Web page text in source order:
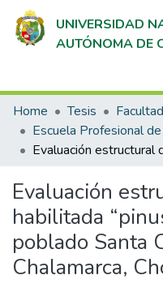
UNIVERSIDAD
AUTÓNOMA DE
Communities & Collections
All of DSpace
Statistics
Home Tesis
Evaluación
habilitada
poblado Santa
Chalamarca,